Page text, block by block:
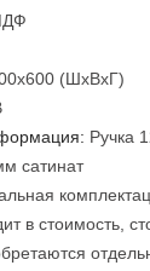
(ШхВхГ)
Ручка
сатинат
в стоимость,